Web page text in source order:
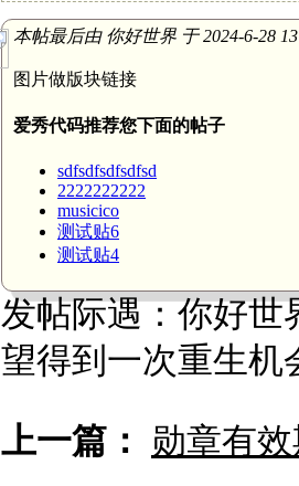
本帖最后由 你好世界 于 2024-6-28
图片做版块链接
爱秀代码推荐您下面的帖子
sdfsdfsdfsdfsd
2222222222
musicico
测试贴6
测试贴4
发帖际遇：你好世
望得到一次重生机
上一篇：
勋章有